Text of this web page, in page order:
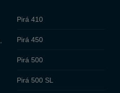
Pirá 410
Pirá 450
Pirá 500
Pirá 500 SL